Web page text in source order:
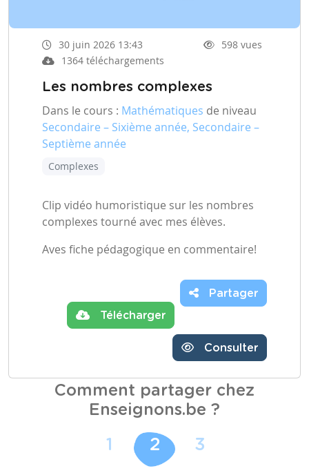
30 juin 2026 13:43
598 vues
1364 téléchargements
Les nombres complexes
Dans le cours : Mathématiques de niveau
Secondaire – Sixième année, Secondaire –
Septième année
Complexes
Clip vidéo humoristique sur les nombres
complexes tourné avec mes élèves.
Aves fiche pédagogique en commentaire!
Télécharger
Partager
Consulter
Comment partager chez
Enseignons.be ?
1 2 3